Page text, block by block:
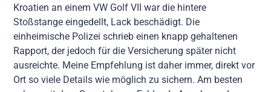
Kroatien an einem VW Golf VII war die hintere
Stoßstange eingedellt, Lack beschädigt. Die
einheimische Polizei schrieb einen knapp gehaltenen
Rapport, der jedoch für die Versicherung später nicht
ausreichte. Meine Empfehlung ist daher immer, direkt vor
Ort so viele Details wie möglich zu sichern. Am besten